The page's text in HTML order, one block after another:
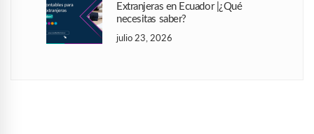
Extranjeras en Ecuador |¿Qué
necesitas saber?
julio 23, 2026